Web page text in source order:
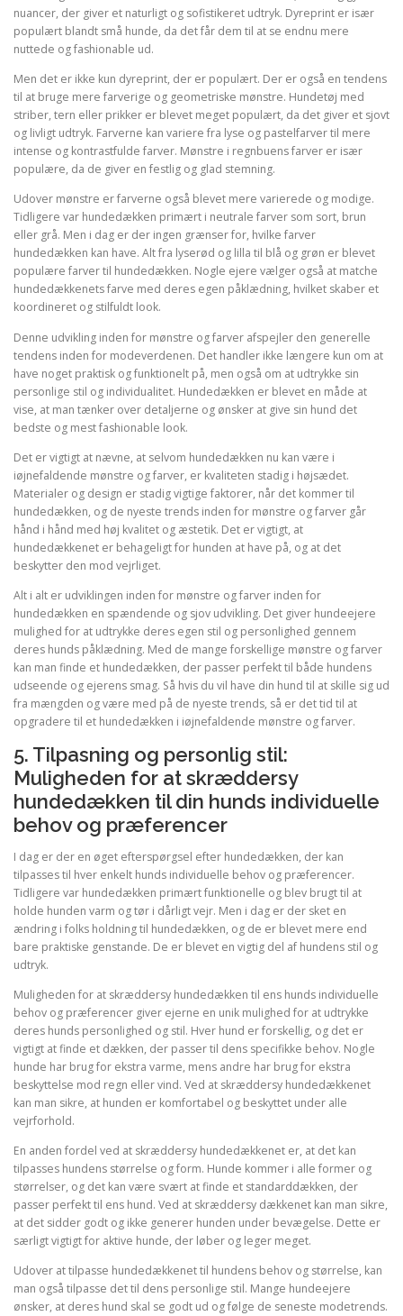
nuancer, der giver et naturligt og sofistikeret udtryk. Dyreprint er især
populært blandt små hunde, da det får dem til at se endnu mere
nuttede og fashionable ud.
Men det er ikke kun dyreprint, der er populært. Der er også en tendens
til at bruge mere farverige og geometriske mønstre. Hundetøj med
striber, tern eller prikker er blevet meget populært, da det giver et sjovt
og livligt udtryk. Farverne kan variere fra lyse og pastelfarver til mere
intense og kontrastfulde farver. Mønstre i regnbuens farver er især
populære, da de giver en festlig og glad stemning.
Udover mønstre er farverne også blevet mere varierede og modige.
Tidligere var hundedækken primært i neutrale farver som sort, brun
eller grå. Men i dag er der ingen grænser for, hvilke farver
hundedækken kan have. Alt fra lyserød og lilla til blå og grøn er blevet
populære farver til hundedækken. Nogle ejere vælger også at matche
hundedækkenets farve med deres egen påklædning, hvilket skaber et
koordineret og stilfuldt look.
Denne udvikling inden for mønstre og farver afspejler den generelle
tendens inden for modeverdenen. Det handler ikke længere kun om at
have noget praktisk og funktionelt på, men også om at udtrykke sin
personlige stil og individualitet. Hundedækken er blevet en måde at
vise, at man tænker over detaljerne og ønsker at give sin hund det
bedste og mest fashionable look.
Det er vigtigt at nævne, at selvom hundedækken nu kan være i
iøjnefaldende mønstre og farver, er kvaliteten stadig i højsædet.
Materialer og design er stadig vigtige faktorer, når det kommer til
hundedækken, og de nyeste trends inden for mønstre og farver går
hånd i hånd med høj kvalitet og æstetik. Det er vigtigt, at
hundedækkenet er behageligt for hunden at have på, og at det
beskytter den mod vejrliget.
Alt i alt er udviklingen inden for mønstre og farver inden for
hundedækken en spændende og sjov udvikling. Det giver hundeejere
mulighed for at udtrykke deres egen stil og personlighed gennem
deres hunds påklædning. Med de mange forskellige mønstre og farver
kan man finde et hundedækken, der passer perfekt til både hundens
udseende og ejerens smag. Så hvis du vil have din hund til at skille sig ud
fra mængden og være med på de nyeste trends, så er det tid til at
opgradere til et hundedækken i iøjnefaldende mønstre og farver.
5. Tilpasning og personlig stil:
Muligheden for at skræddersy
hundedækken til din hunds individuelle
behov og præferencer
I dag er der en øget efterspørgsel efter hundedækken, der kan
tilpasses til hver enkelt hunds individuelle behov og præferencer.
Tidligere var hundedækken primært funktionelle og blev brugt til at
holde hunden varm og tør i dårligt vejr. Men i dag er der sket en
ændring i folks holdning til hundedækken, og de er blevet mere end
bare praktiske genstande. De er blevet en vigtig del af hundens stil og
udtryk.
Muligheden for at skræddersy hundedækken til ens hunds individuelle
behov og præferencer giver ejerne en unik mulighed for at udtrykke
deres hunds personlighed og stil. Hver hund er forskellig, og det er
vigtigt at finde et dækken, der passer til dens specifikke behov. Nogle
hunde har brug for ekstra varme, mens andre har brug for ekstra
beskyttelse mod regn eller vind. Ved at skræddersy hundedækkenet
kan man sikre, at hunden er komfortabel og beskyttet under alle
vejrforhold.
En anden fordel ved at skræddersy hundedækkenet er, at det kan
tilpasses hundens størrelse og form. Hunde kommer i alle former og
størrelser, og det kan være svært at finde et standarddækken, der
passer perfekt til ens hund. Ved at skræddersy dækkenet kan man sikre,
at det sidder godt og ikke generer hunden under bevægelse. Dette er
særligt vigtigt for aktive hunde, der løber og leger meget.
Udover at tilpasse hundedækkenet til hundens behov og størrelse, kan
man også tilpasse det til dens personlige stil. Mange hundeejere
ønsker, at deres hund skal se godt ud og følge de seneste modetrends.